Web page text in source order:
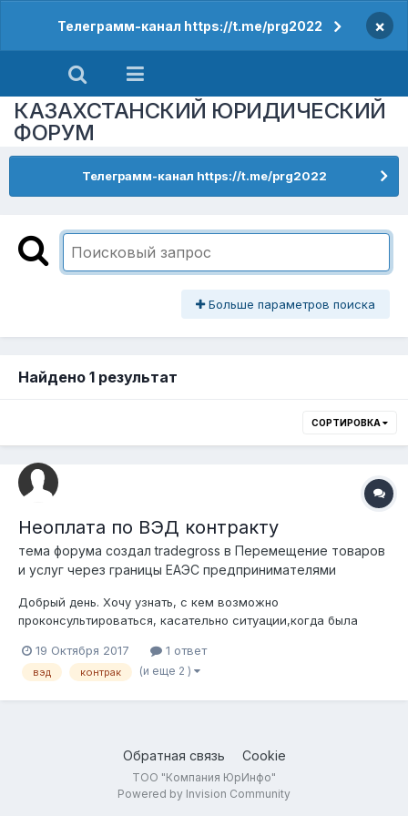
Телеграмм-канал https://t.me/prg2022 ×
КАЗАХСТАНСКИЙ ЮРИДИЧЕСКИЙ
ФОРУМ
Телеграмм-канал https://t.me/prg2022
Больше параметров поиска
Найдено 1 результат
СОРТИРОВКА
Неоплата по ВЭД контракту
тема форума создалtradegross в Перемещение товаров
и услуг через границы ЕАЭС предпринимателями
Добрый день. Хочу узнать, с кем возможно
проконсультироваться, касательно ситуации,когда была
остаток оплаты компания покупатель так и не перечисляет.
Имеет ли смысл судиться, насколько это затратно,
19 Октября 2017 1 ответ
вэд контрак (и еще 2 )
Обратная связь Cookie
ТОО "Компания ЮрИнфо"
Powered by Invision Community